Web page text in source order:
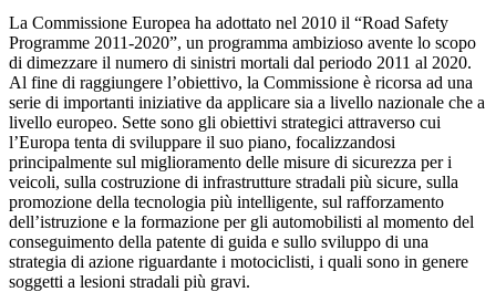
La Commissione Europea ha adottato nel 2010 il “Road Safety
Programme 2011-2020”, un programma ambizioso avente lo scopo
di dimezzare il numero di sinistri mortali dal periodo 2011 al 2020.
Al fine di raggiungere l’obiettivo, la Commissione è ricorsa ad una
serie di importanti iniziative da applicare sia a livello nazionale che a
livello europeo. Sette sono gli obiettivi strategici attraverso cui
l’Europa tenta di sviluppare il suo piano, focalizzandosi
principalmente sul miglioramento delle misure di sicurezza per i
veicoli, sulla costruzione di infrastrutture stradali più sicure, sulla
promozione della tecnologia più intelligente, sul rafforzamento
dell’istruzione e la formazione per gli automobilisti al momento del
conseguimento della patente di guida e sullo sviluppo di una
strategia di azione riguardante i motociclisti, i quali sono in genere
soggetti a lesioni stradali più gravi.